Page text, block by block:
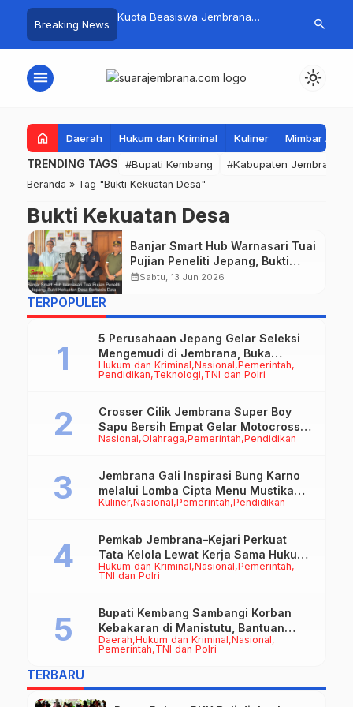
Breaking News
Kembang Beri
Warga Sri
Kuota Beasiswa Jembrana
Siapkan Upaya Penambahan di
Fantastis!
Jembrana
search
menu light_mode
home Daerah Hukum dan Kriminal Kuliner Mimbar
TRENDING TAGS #Bupati Kembang #Kabupaten Jembrana
Beranda » Tag "Bukti Kekuatan Desa"
Bukti Kekuatan Desa
Banjar Smart Hub Warnasari Tuai
Pujian Peneliti Jepang, Bukti
Kekuatan Desa Berbasis Data
calendar_monthSabtu, 13 Jun 2026
TERPOPULER
Hukum dan Kriminal Nasional Pemerintah
Pendidikan Teknologi TNI dan Polri
5 Perusahaan Jepang Gelar Seleksi
Mengemudi di Jembrana, Buka
Peluang Kerja bagi Calon PMI
Nasional Olahraga Pemerintah Pendidikan
Crosser Cilik Jembrana Super Boy
Sapu Bersih Empat Gelar Motocross
50cc
Kuliner Nasional Pemerintah Pendidikan
Jembrana Gali Inspirasi Bung Karno
melalui Lomba Cipta Menu Mustika
Rasa
Hukum dan Kriminal Nasional Pemerintah
TNI dan Polri
Pemkab Jembrana–Kejari Perkuat
Tata Kelola Lewat Kerja Sama Hukum
Datun
Daerah Hukum dan Kriminal Nasional
Pemerintah TNI dan Polri
Bupati Kembang Sambangi Korban
Kebakaran di Manistutu, Bantuan
Disalurkan untuk Ringankan Beban
TERBARU